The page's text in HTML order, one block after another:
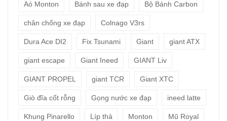
Aó Monton Bánh sau xe đạp Bộ Bánh Carbon
chân chống xe đạp Colnago V3rs
Dura Ace DI2 Fix Tsunami Giant giant ATX
giant escape Giant Ineed GIANT Liv
GIANT PROPEL giant TCR Giant XTC
Giò đĩa cốt rỗng Gọng nước xe đạp ineed latte
Khung Pinarello Líp thả Monton Mũ Royal